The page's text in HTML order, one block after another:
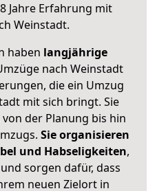
Jahre Erfahrung mit
Weinstadt.
haben langjährige
nach Weinstadt
die ein Umzug
mit sich bringt. Sie
der Planung bis hin
Sie organisieren
und Habseligkeiten,
sorgen dafür, dass
neuen Zielort in